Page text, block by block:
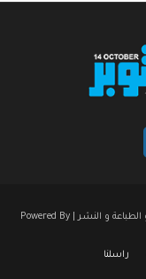
© جميع الحقوق محفوظة لمؤسسة 14 أكتوبر للصحافة و الطباعة و النشر | Powered By
راسلنا